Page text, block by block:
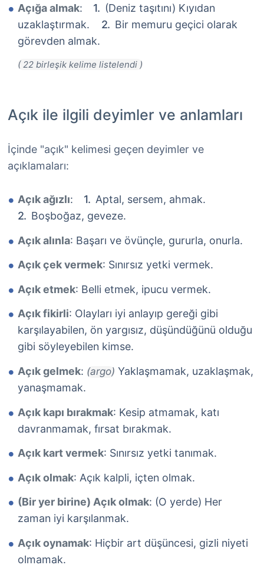
Açığa almak:
(Deniz taşıtını) Kıyıdan
uzaklaştırmak.
Bir memuru geçici olarak
görevden almak.
Açık ile ilgili deyimler ve anlamları
İçinde "açık" kelimesi geçen deyimler ve
açıklamaları:
Açık ağızlı:
Aptal, sersem, ahmak.
Boşboğaz, geveze.
Açık alınla: Başarı ve övünçle, gururla, onurla.
Açık çek vermek: Sınırsız yetki vermek.
Açık etmek: Belli etmek, ipucu vermek.
Açık fikirli: Olayları iyi anlayıp gereği gibi
karşılayabilen, ön yargısız, düşündüğünü olduğu
gibi söyleyebilen kimse.
Açık gelmek: (argo) Yaklaşmamak, uzaklaşmak,
yanaşmamak.
Açık kapı bırakmak: Kesip atmamak, katı
davranmamak, fırsat bırakmak.
Açık kart vermek: Sınırsız yetki tanımak.
Açık olmak: Açık kalpli, içten olmak.
(Bir yer birine) Açık olmak: (O yerde) Her
zaman iyi karşılanmak.
Açık oynamak: Hiçbir art düşüncesi, gizli niyeti
olmamak.